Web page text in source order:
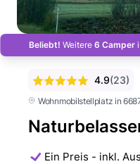
Beliebt! Weitere 6 Camper
Wohnmobilstellplatz in
4.9(23)
Ein Preis - inkl.